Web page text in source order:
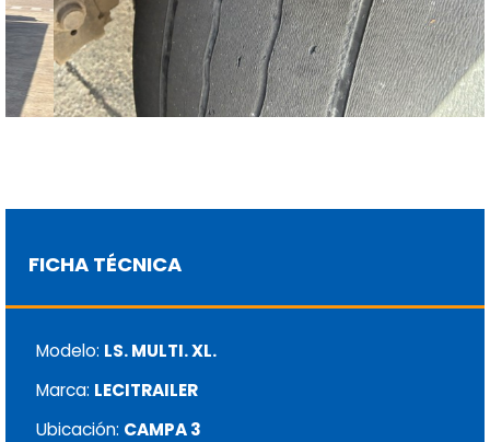
FICHA TÉCNICA
Modelo: LS. MULTI. XL.
Marca: LECITRAILER
Ubicación: CAMPA 3